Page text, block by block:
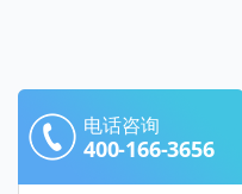
电话咨询
400-166-3656